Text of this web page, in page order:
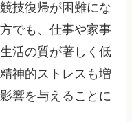
技復帰が困難にな
でも、仕事や家事
活の質が著しく低
神的ストレスも増
響を与えることに